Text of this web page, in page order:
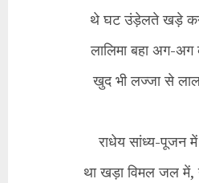
थे घट उंड़ेलते खड़े
लालिमा बहा अग-
खुद भी लज्जा से
राधेय सांध्य-पूजन में
था खड़ा विमल जल में,